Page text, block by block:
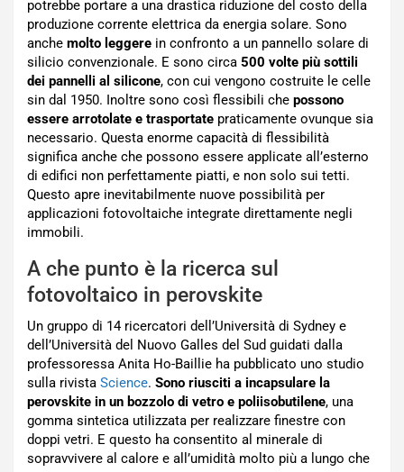
potrebbe portare a una drastica riduzione del costo della
produzione corrente elettrica da energia solare. Sono
anche molto leggere in confronto a un pannello solare di
silicio convenzionale. E sono circa 500 volte più sottili
dei pannelli al silicone, con cui vengono costruite le celle
sin dal 1950. Inoltre sono così flessibili che possono
essere arrotolate e trasportate praticamente ovunque sia
necessario. Questa enorme capacità di flessibilità
significa anche che possono essere applicate all’esterno
di edifici non perfettamente piatti, e non solo sui tetti.
Questo apre inevitabilmente nuove possibilità per
applicazioni fotovoltaiche integrate direttamente negli
immobili.
A che punto è la ricerca sul
fotovoltaico in perovskite
Un gruppo di 14 ricercatori dell’Università di Sydney e
dell’Università del Nuovo Galles del Sud guidati dalla
professoressa Anita Ho-Baillie ha pubblicato uno studio
sulla rivista Science. Sono riusciti a incapsulare la
perovskite in un bozzolo di vetro e poliisobutilene, una
gomma sintetica utilizzata per realizzare finestre con
doppi vetri. E questo ha consentito al minerale di
sopravvivere al calore e all’umidità molto più a lungo che